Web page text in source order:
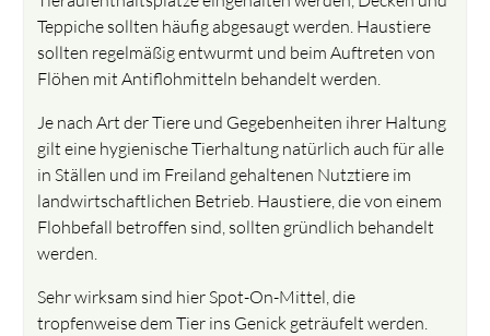
Teppiche sollten häufig abgesaugt werden. Haustiere
sollten regelmäßig entwurmt und beim Auftreten von
Flöhen mit Antiflohmitteln behandelt werden.
Je nach Art der Tiere und Gegebenheiten ihrer Haltung
gilt eine hygienische Tierhaltung natürlich auch für alle
in Ställen und im Freiland gehaltenen Nutztiere im
landwirtschaftlichen Betrieb. Haustiere, die von einem
Flohbefall betroffen sind, sollten gründlich behandelt
werden.
Sehr wirksam sind hier Spot-On-Mittel, die
tropfenweise dem Tier ins Genick geträufelt werden.